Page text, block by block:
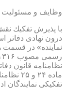
وظایف و مسئولیت
با پذیرش تفكیك
درون نهادی دفاتر
نماینده» در قسمت
ماده
تفكیكی نمایندگان